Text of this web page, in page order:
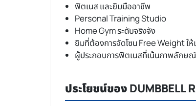
ฟิตเนส และยิมมืออาชีพ
Personal Training Studio
Home Gym ระดับจริงจัง
ยิมที่ต้องการจัดโซน Free Weight ให้
ผู้ประกอบการฟิตเนสที่เน้นภาพลักษ
ประโยชน์ของ DUMBBELL